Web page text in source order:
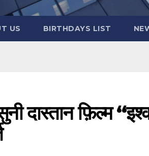
US BIRTHDAYS LIST
दास्तान फ़िल्म